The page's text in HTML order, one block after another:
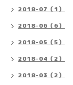
2018-07（1）
2018-06（6）
2018-05（5）
2018-04（2）
2018-03（2）